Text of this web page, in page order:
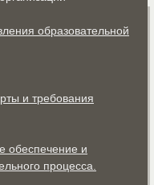
образовательной
и требования
обеспечение и
процесса.